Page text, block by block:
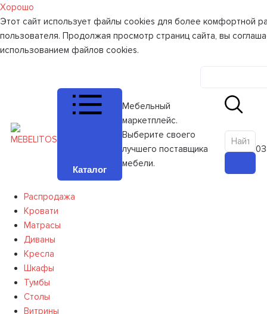
Хорошо
Этот сайт использует файлы cookies для более комфортной
пользователя. Продолжая просмотр страниц сайта, вы
использованием файлов cookies.
Каталог
Мебельный
маркетплейс.
Выберите своего
лучшего поставщика
мебели.
0
Распродажа
Кровати
Матрасы
Диваны
Кресла
Шкафы
Тумбы
Столы
Витрины